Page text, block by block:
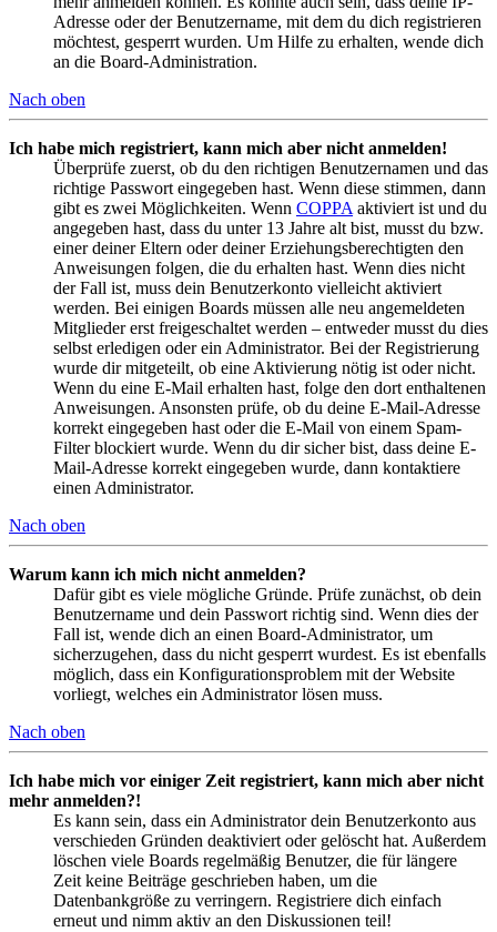
Adresse oder der Benutzername, mit dem du dich registrieren
möchtest, gesperrt wurden. Um Hilfe zu erhalten, wende dich
an die Board-Administration.
Nach oben
Ich habe mich registriert, kann mich aber nicht anmelden!
Überprüfe zuerst, ob du den richtigen Benutzernamen und das
richtige Passwort eingegeben hast. Wenn diese stimmen, dann
gibt es zwei Möglichkeiten. Wenn COPPA aktiviert ist und du
angegeben hast, dass du unter 13 Jahre alt bist, musst du bzw.
einer deiner Eltern oder deiner Erziehungsberechtigten den
Anweisungen folgen, die du erhalten hast. Wenn dies nicht
der Fall ist, muss dein Benutzerkonto vielleicht aktiviert
werden. Bei einigen Boards müssen alle neu angemeldeten
Mitglieder erst freigeschaltet werden – entweder musst du dies
selbst erledigen oder ein Administrator. Bei der Registrierung
wurde dir mitgeteilt, ob eine Aktivierung nötig ist oder nicht.
Wenn du eine E-Mail erhalten hast, folge den dort enthaltenen
Anweisungen. Ansonsten prüfe, ob du deine E-Mail-Adresse
korrekt eingegeben hast oder die E-Mail von einem Spam-
Filter blockiert wurde. Wenn du dir sicher bist, dass deine E-
Mail-Adresse korrekt eingegeben wurde, dann kontaktiere
einen Administrator.
Nach oben
Warum kann ich mich nicht anmelden?
Dafür gibt es viele mögliche Gründe. Prüfe zunächst, ob dein
Benutzername und dein Passwort richtig sind. Wenn dies der
Fall ist, wende dich an einen Board-Administrator, um
sicherzugehen, dass du nicht gesperrt wurdest. Es ist ebenfalls
möglich, dass ein Konfigurationsproblem mit der Website
vorliegt, welches ein Administrator lösen muss.
Nach oben
Ich habe mich vor einiger Zeit registriert, kann mich aber nicht
mehr anmelden?!
Es kann sein, dass ein Administrator dein Benutzerkonto aus
verschieden Gründen deaktiviert oder gelöscht hat. Außerdem
löschen viele Boards regelmäßig Benutzer, die für längere
Zeit keine Beiträge geschrieben haben, um die
Datenbankgröße zu verringern. Registriere dich einfach
erneut und nimm aktiv an den Diskussionen teil!